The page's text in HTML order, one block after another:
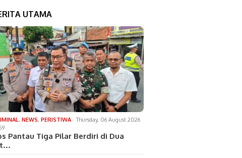
UTAMA
,NEWS,PERISTIWA
Thursday, 06 August 2026
Pantau Tiga Pilar Berdiri di Dua